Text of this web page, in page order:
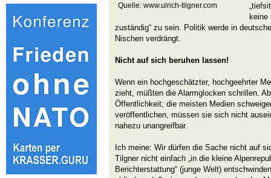
Quelle: www.ulrich-tilgner.com
keine
zuständig“ zu sein. Politik werde in
Nischen verdrängt.
Nicht auf sich beruhen lassen!
Wenn ein hochgeschätzter, hochgeehrter
zieht, müßten die Alarmglocken schrillen.
Öffentlichkeit; die meisten Medien
veröffentlichen, müssen sie sich nicht
nahezu unangreifbar.
Ich meine: Wir dürfen die Sache nicht auf
Tilgner nicht einfach „in die kleine
Berichterstattung“ (junge Welt)